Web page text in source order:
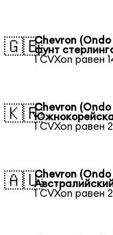
🇬🇧Chevron (Ondo
фунт
1 CVXon равен
🇰🇷Chevron (Ondo
1 CVXon равен
🇦🇺Chevron (Ondo
1 CVXon равен